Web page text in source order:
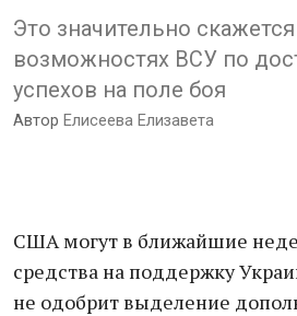
Это значительно
возможностях ВСУ по
успехов на поле боя
Автор Елисеева Елизавета
США могут в ближайшие
средства на поддержку
не одобрит выделение